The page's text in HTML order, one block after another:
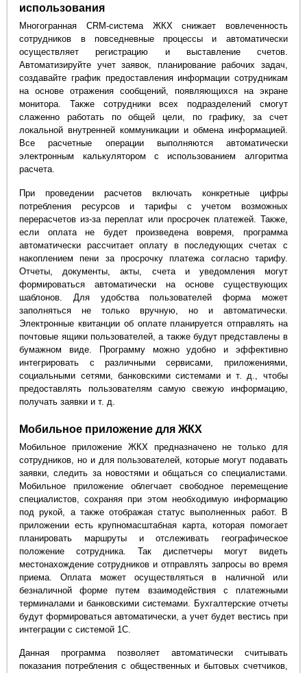
использования
Многогранная CRM-система ЖКХ снижает вовлеченность
сотрудников в повседневные процессы и автоматически
осуществляет регистрацию и выставление счетов.
Автоматизируйте учет заявок, планирование рабочих задач,
создавайте график предоставления информации сотрудникам
на основе отражения сообщений, появляющихся на экране
монитора. Также сотрудники всех подразделений смогут
слаженно работать по общей цели, по графику, за счет
локальной внутренней коммуникации и обмена информацией.
Все расчетные операции выполняются автоматически
электронным калькулятором с использованием алгоритма
расчета.
При проведении расчетов включать конкретные цифры
потребления ресурсов и тарифы с учетом возможных
перерасчетов из-за переплат или просрочек платежей. Также,
если оплата не будет произведена вовремя, программа
автоматически рассчитает оплату в последующих счетах с
накоплением пени за просрочку платежа согласно тарифу.
Отчеты, документы, акты, счета и уведомления могут
формироваться автоматически на основе существующих
шаблонов. Для удобства пользователей форма может
заполняться не только вручную, но и автоматически.
Электронные квитанции об оплате планируется отправлять на
почтовые ящики пользователей, а также будут представлены в
бумажном виде. Программу можно удобно и эффективно
интегрировать с различными сервисами, приложениями,
социальными сетями, банковскими системами и т. д., чтобы
предоставлять пользователям самую свежую информацию,
получать заявки и т. д.
Мобильное приложение для ЖКХ
Мобильное приложение ЖКХ предназначено не только для
сотрудников, но и для пользователей, которые могут подавать
заявки, следить за новостями и общаться со специалистами.
Мобильное приложение облегчает свободное перемещение
специалистов, сохраняя при этом необходимую информацию
под рукой, а также отображая статус выполненных работ. В
приложении есть крупномасштабная карта, которая помогает
планировать маршруты и отслеживать географическое
положение сотрудника. Так диспетчеры могут видеть
местонахождение сотрудников и отправлять запросы во время
приема. Оплата может осуществляться в наличной или
безналичной форме путем взаимодействия с платежными
терминалами и банковскими системами. Бухгалтерские отчеты
будут формироваться автоматически, а учет будет вестись при
интеграции с системой 1С.
Данная программа позволяет автоматически считывать
показания потребления с общественных и бытовых счетчиков,